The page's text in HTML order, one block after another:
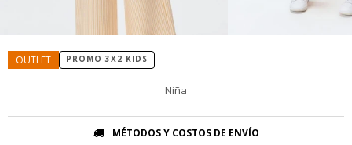
PROMO 3X2 KIDS
Niña
MÉTODOS Y COSTOS DE ENVÍO